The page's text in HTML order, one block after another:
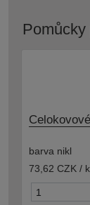
Pomůcky
barva nikl
73,62 CZK /